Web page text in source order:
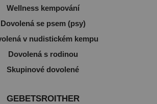
Wellness kempování
Dovolená se psem (psy)
v nudistickém kempu
Dovolená s rodinou
Skupinové dovolené
GEBETSROITHER